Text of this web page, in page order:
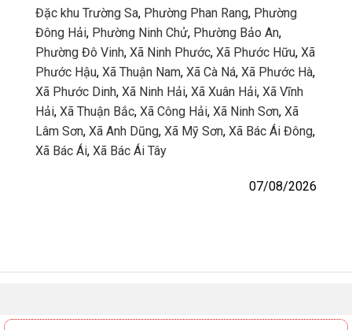
Đặc khu Trường Sa, Phường Phan Rang, Phường
Đông Hải, Phường Ninh Chử, Phường Bảo An,
Phường Đô Vinh, Xã Ninh Phước, Xã Phước Hữu, Xã
Phước Hậu, Xã Thuận Nam, Xã Cà Ná, Xã Phước Hà,
Xã Phước Dinh, Xã Ninh Hải, Xã Xuân Hải, Xã Vĩnh
Hải, Xã Thuận Bắc, Xã Công Hải, Xã Ninh Sơn, Xã
Lâm Sơn, Xã Anh Dũng, Xã Mỹ Sơn, Xã Bác Ái Đông,
Xã Bác Ái, Xã Bác Ái Tây
07/08/2026